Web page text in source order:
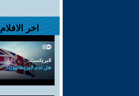
اخر الافلام